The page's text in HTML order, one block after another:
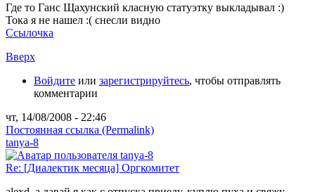
Где то Ганс Щахунский класную статуэтку выкладывал :)
Тока я не нашел :( снесли видно
Ссылочка
Вверх
Войдите или зарегистрируйтесь, чтобы отправлять
комментарии
чт, 14/08/2008 - 22:46
Постоянная ссылка (Permalink)
tanya-8
Re: [Диалектик месяца] Оргкомитет